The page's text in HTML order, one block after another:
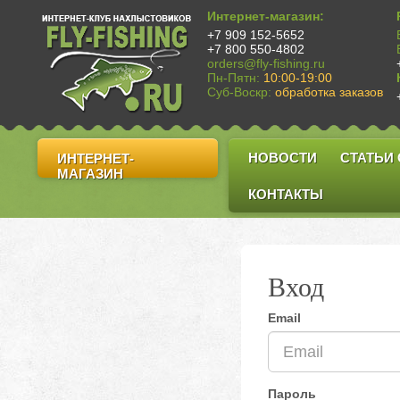
Интернет-магазин:
+7 909 152-5652
+7 800 550-4802
orders@fly-fishing.ru
Пн-Пятн: 10:00-19:00
Суб-Воскр: обработка заказов
ИНТЕРНЕТ-
МАГАЗИН
НОВОСТИ СТАТЬИ
КОНТАКТЫ
Вход
Email
Пароль